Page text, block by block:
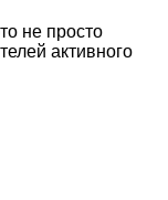
не просто
активного